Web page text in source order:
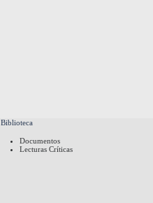
Biblioteca
Documentos
Lecturas Críticas